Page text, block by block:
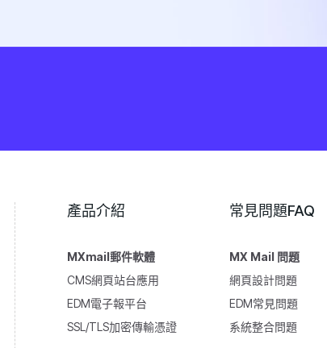
產品介紹
MXmail郵件軟體
CMS網頁站台應用
EDM電子報平台
SSL/TLS加密傳輸憑證
常見問題FAQ
MX Mail 問題
網頁設計問題
EDM常見問題
系統整合問題